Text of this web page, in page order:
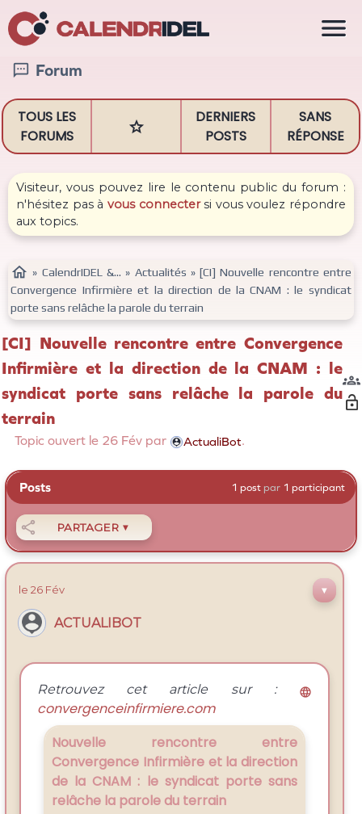
 Forum
TOUS LES
FORUMS

DERNIERS
POSTS
SANS
RÉPONSE
Visiteur, vous pouvez lire le contenu public du forum :
n'hésitez pas à vous connectersi vous voulez répondre
aux topics.
 » CalendrIDEL &... » Actualités »[CI] Nouvelle rencontre entre
Convergence Infirmière et la direction de la CNAM : le syndicat
porte sans relâche la parole du terrain
[CI] Nouvelle rencontre entre Convergence
Infirmière et la direction de la CNAM : le
syndicat porte sans relâche la parole du
terrain
Topic ouvert le 26 Fév par ActualiBot.

Posts 1 postpar 1 participant
 PARTAGER ▼
le 26 Fév ▼
ACTUALIBOT
Retrouvez cet article sur : 
convergenceinfirmiere.com
Nouvelle rencontre entre
Convergence Infirmière et la direction
de la CNAM : le syndicat porte sans
relâche la parole du terrain
